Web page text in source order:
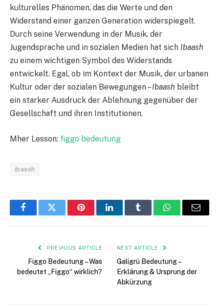
kulturelles Phänomen, das die Werte und den
Widerstand einer ganzen Generation widerspiegelt.
Durch seine Verwendung in der Musik, der
Jugendsprache und in sozialen Medien hat sich Ibaash
zu einem wichtigen Symbol des Widerstands
entwickelt. Egal, ob im Kontext der Musik, der urbanen
Kultur oder der sozialen Bewegungen –Ibaash bleibt
ein starker Ausdruck der Ablehnung gegenüber der
Gesellschaft und ihren Institutionen.
Mher Lesson: figgo bedeutung
ibaash
FacebookTwitter PinterestLinkedInTumblr WhatsAppEmail
PREVIOUS ARTICLE
Figgo Bedeutung – Was
bedeutet „Figgo“ wirklich?
NEXT ARTICLE
Galigrü Bedeutung –
Erklärung & Ursprung der
Abkürzung